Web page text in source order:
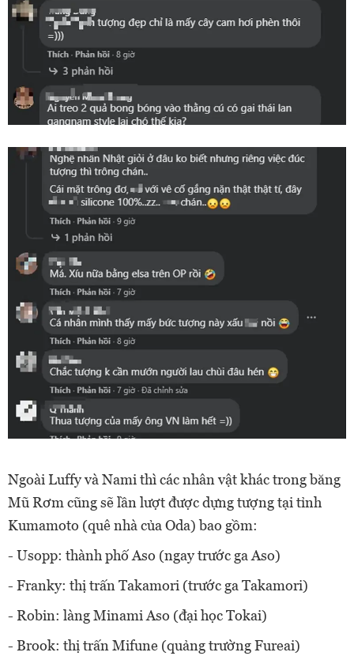
Ngoài Luffy và Nami thì các nhân vật khác trong băng
Mũ Rơm cũng sẽ lần lượt được dựng tượng tại tỉnh
Kumamoto (quê nhà của Oda) bao gồm:
- Usopp: thành phố Aso (ngay trước ga Aso)
- Franky: thị trấn Takamori (trước ga Takamori)
- Robin: làng Minami Aso (đại học Tokai)
- Brook: thị trấn Mifune (quảng trường Fureai)